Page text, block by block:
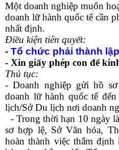
Một doanh nghiệp muốn
doanh lữ hành quốc tế cần
nhất định.
Điều kiện tiên quyết:
- Tổ chức phải thành
- Xin giấy phép con để
Thủ tục:
- Doanh nghiệp gửi hồ
doanh lữ hành quốc tế
lịch/Sở Du lịch nơi doanh
- Trong thời hạn 10 ngày
sơ hợp lệ, Sở Văn hóa,
hoàn thành việc thẩm